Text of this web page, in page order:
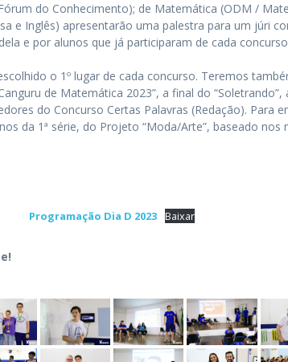
do Conhecimento); de Matemática (ODM /
e Inglês) apresentarão uma palestra para um júri
e por alunos que já participaram de cada
o 1º lugar de cada concurso. Teremos
de Matemática 2023”, a final do “Soletrando”,
do Concurso Certas Palavras (Redação). Para
da 1ª série, do Projeto “Moda/Arte”, baseado
Programação Dia D 2023 Baixar